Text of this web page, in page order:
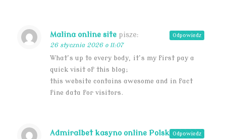
Malina online site pisze:
26 stycznia 2026 o 11:07
What’s up to every body, it’s my first pay a
quick visit of this blog;
this website contains awesome and in fact
fine data for visitors.
Odpowiedz
Admiralbet kasyno online Polska pisze:
Odpowiedz